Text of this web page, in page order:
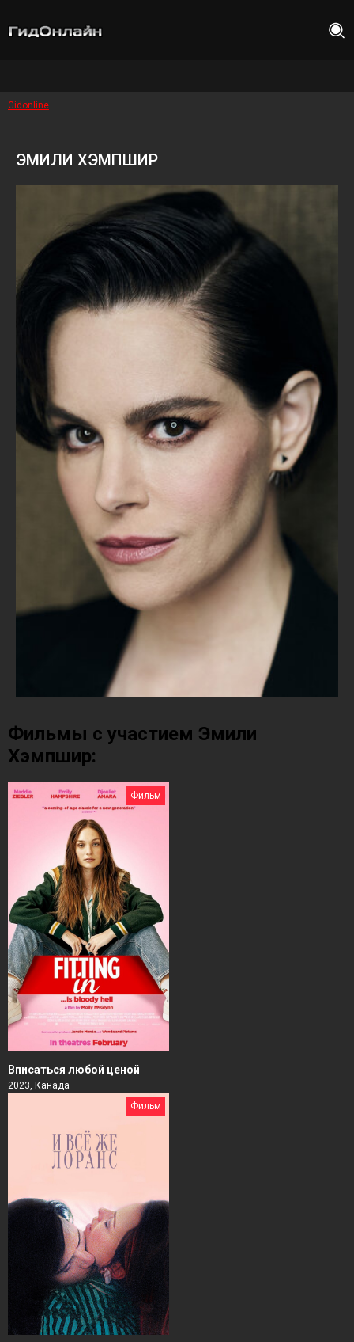
Gidonline
ЭМИЛИ ХЭМПШИР
Фильмы с участием Эмили
Хэмпшир:
Фильм
Вписаться любой ценой
2023, Канада
Фильм